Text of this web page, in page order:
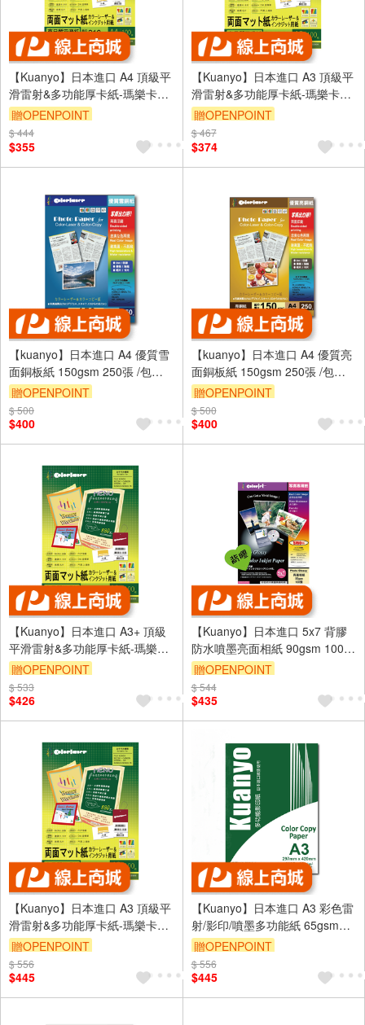
【Kuanyo】日本進口 A4 頂級平
滑雷射&多功能厚卡紙-瑪樂卡
210gsm 100張 /包 MA210
贈OPENPOINT
$ 444
$355
【Kuanyo】日本進口 A3 頂級平
滑雷射&多功能厚卡紙-瑪樂卡
104gsm 100張 /包 MA105
贈OPENPOINT
$ 467
$374
【kuanyo】日本進口 A4 優質雪
面銅板紙 150gsm 250張 /包
ASU150
贈OPENPOINT
$ 500
$400
【kuanyo】日本進口 A4 優質亮
面銅板紙 150gsm 250張 /包
GS150
贈OPENPOINT
$ 500
$400
【Kuanyo】日本進口 A3+ 頂級
平滑雷射&多功能厚卡紙-瑪樂卡
104gsm 100張 /包 MA105
贈OPENPOINT
$ 533
$426
【Kuanyo】日本進口 5x7 背膠
防水噴墨亮面相紙 90gsm 100張
/包 DST90
贈OPENPOINT
$ 544
$435
【Kuanyo】日本進口 A3 頂級平
滑雷射&多功能厚卡紙-瑪樂卡
130gsm 100張 /包 MA130
贈OPENPOINT
$ 556
$445
【Kuanyo】日本進口 A3 彩色雷
射/影印/噴墨多功能紙 65gsm
500張 /包 AS65
贈OPENPOINT
$ 556
$445